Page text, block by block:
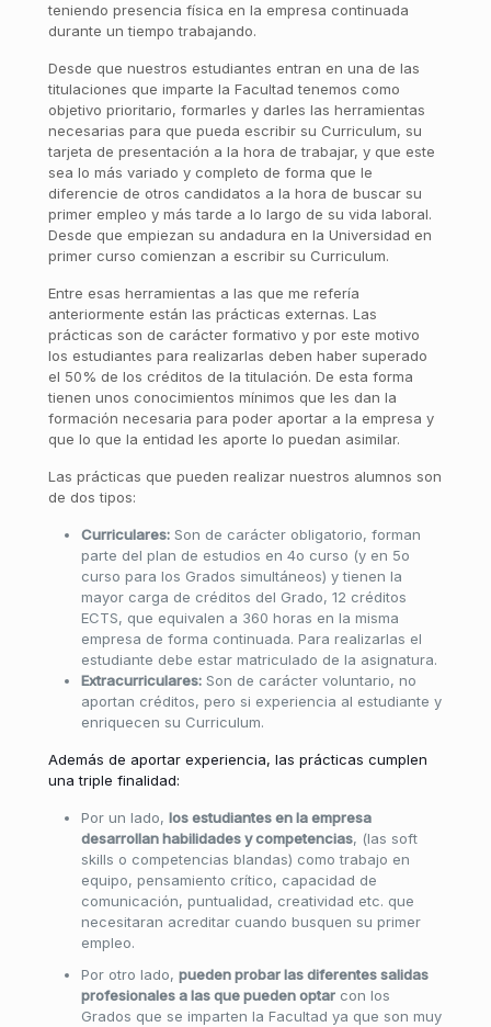
teniendo presencia física en la empresa continuada
durante un tiempo trabajando.
Desde que nuestros estudiantes entran en una de las
titulaciones que imparte la Facultad tenemos como
objetivo prioritario, formarles y darles las herramientas
necesarias para que pueda escribir su Curriculum, su
tarjeta de presentación a la hora de trabajar, y que este
sea lo más variado y completo de forma que le
diferencie de otros candidatos a la hora de buscar su
primer empleo y más tarde a lo largo de su vida laboral.
Desde que empiezan su andadura en la Universidad en
primer curso comienzan a escribir su Curriculum.
Entre esas herramientas a las que me refería
anteriormente están las prácticas externas. Las
prácticas son de carácter formativo y por este motivo
los estudiantes para realizarlas deben haber superado
el 50% de los créditos de la titulación. De esta forma
tienen unos conocimientos mínimos que les dan la
formación necesaria para poder aportar a la empresa y
que lo que la entidad les aporte lo puedan asimilar.
Las prácticas que pueden realizar nuestros alumnos son
de dos tipos:
Curriculares:Son de carácter obligatorio, forman
parte del plan de estudios en 4o curso (y en 5o
curso para los Grados simultáneos) y tienen la
mayor carga de créditos del Grado, 12 créditos
ECTS, que equivalen a 360 horas en la misma
empresa de forma continuada. Para realizarlas el
estudiante debe estar matriculado de la asignatura.
Extracurriculares:Son de carácter voluntario, no
aportan créditos, pero si experiencia al estudiante y
enriquecen su Curriculum.
Además de aportar experiencia, las prácticas cumplen
una triple finalidad:
Por un lado, los estudiantes en la empresa
desarrollan habilidades y competencias, (las soft
skills o competencias blandas) como trabajo en
equipo, pensamiento crítico, capacidad de
comunicación, puntualidad, creatividad etc. que
necesitaran acreditar cuando busquen su primer
empleo.
Por otro lado, pueden probar las diferentes salidas
profesionales a las que pueden optarcon los
Grados que se imparten la Facultad ya que son muy